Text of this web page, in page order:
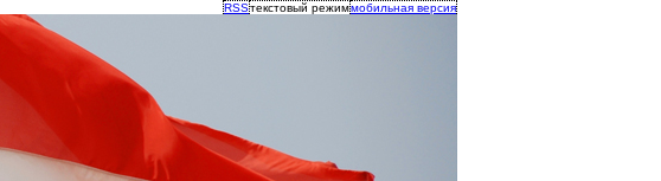
RSSтекстовый режиммобильная версия